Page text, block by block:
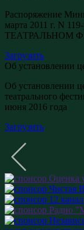
Распоряжение
марта 2011 г. N
ТЕАТРАЛЬНОМ
Загрузить
Об установлении
Об установлении
театрального
июня 2016 года
Загрузить